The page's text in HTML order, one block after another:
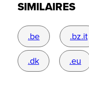
SIMILAIRES
.be .bz.it
.dk .eu